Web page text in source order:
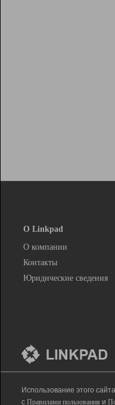
О Linkpad
О компании
Контакты
Юридические сведения
Использование этого
с Правилами пользования и